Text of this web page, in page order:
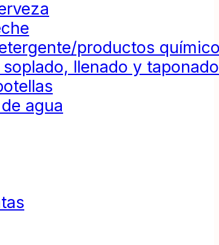
productos
llenado y taponado
agua